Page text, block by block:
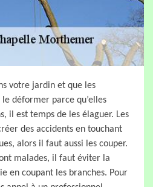
votre jardin et que les
déformer parce qu’elles
il est temps de les élaguer. Les
des accidents en touchant
alors il faut aussi les couper.
malades, il faut éviter la
en coupant les branches. Pour